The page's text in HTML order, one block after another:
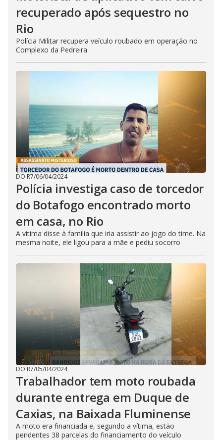
recuperado após sequestro no
Rio
Polícia Militar recupera veículo roubado em operação no
Complexo da Pedreira
DO R7/06/04/2024
Polícia investiga caso de torcedor
do Botafogo encontrado morto
em casa, no Rio
A vítima disse à família que iria assistir ao jogo do time. Na
mesma noite, ele ligou para a mãe e pediu socorro
DO R7/05/04/2024
Trabalhador tem moto roubada
durante entrega em Duque de
Caxias, na Baixada Fluminense
A moto era financiada e, segundo a vítima, estão
pendentes 38 parcelas do financiamento do veículo